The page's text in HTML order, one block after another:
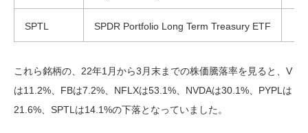
SPTL SPDR Portfolio Long Term Treasury ETF
これら銘柄の、22年1月から3月末までの株価騰落率を見ると、V
は11.2%、FBは7.2%、NFLXは53.1%、NVDAは30.1%、PYPLは
21.6%、SPTLは14.1%の下落となっていました。